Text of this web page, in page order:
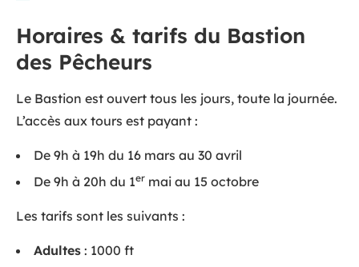
Horaires & tarifs du Bastion
des Pêcheurs
Le Bastion est ouvert tous les jours, toute la journée.
L’accès aux tours est payant :
De 9h à 19h du 16 mars au 30 avril
De 9h à 20h du 1er mai au 15 octobre
Les tarifs sont les suivants :
Adultes : 1000 ft